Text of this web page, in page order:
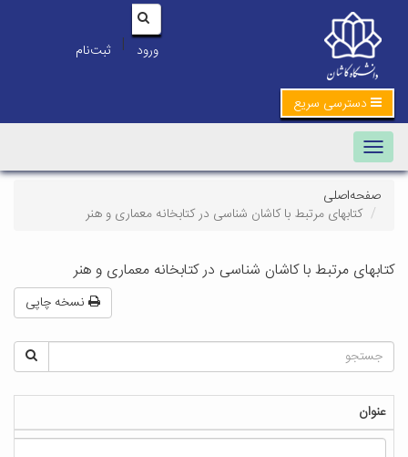
ورود | ثبت‌نام
دسترسی سریع
Toggle navigation
صفحه‌اصلی
کتابهای مرتبط با کاشان شناسی در کتابخانه معماری و هنر
کتابهای مرتبط با کاشان شناسی در کتابخانه معماری و هنر
نسخه چاپی
ع‍ن‍وان‌